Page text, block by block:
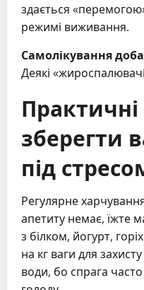
здається
режимі виживання.
Самолікування
Деякі
зберегти
під
Регулярне
апетиту немає, їжте
з білком, йогурт,
на кг ваги для
води, бо спрага часто